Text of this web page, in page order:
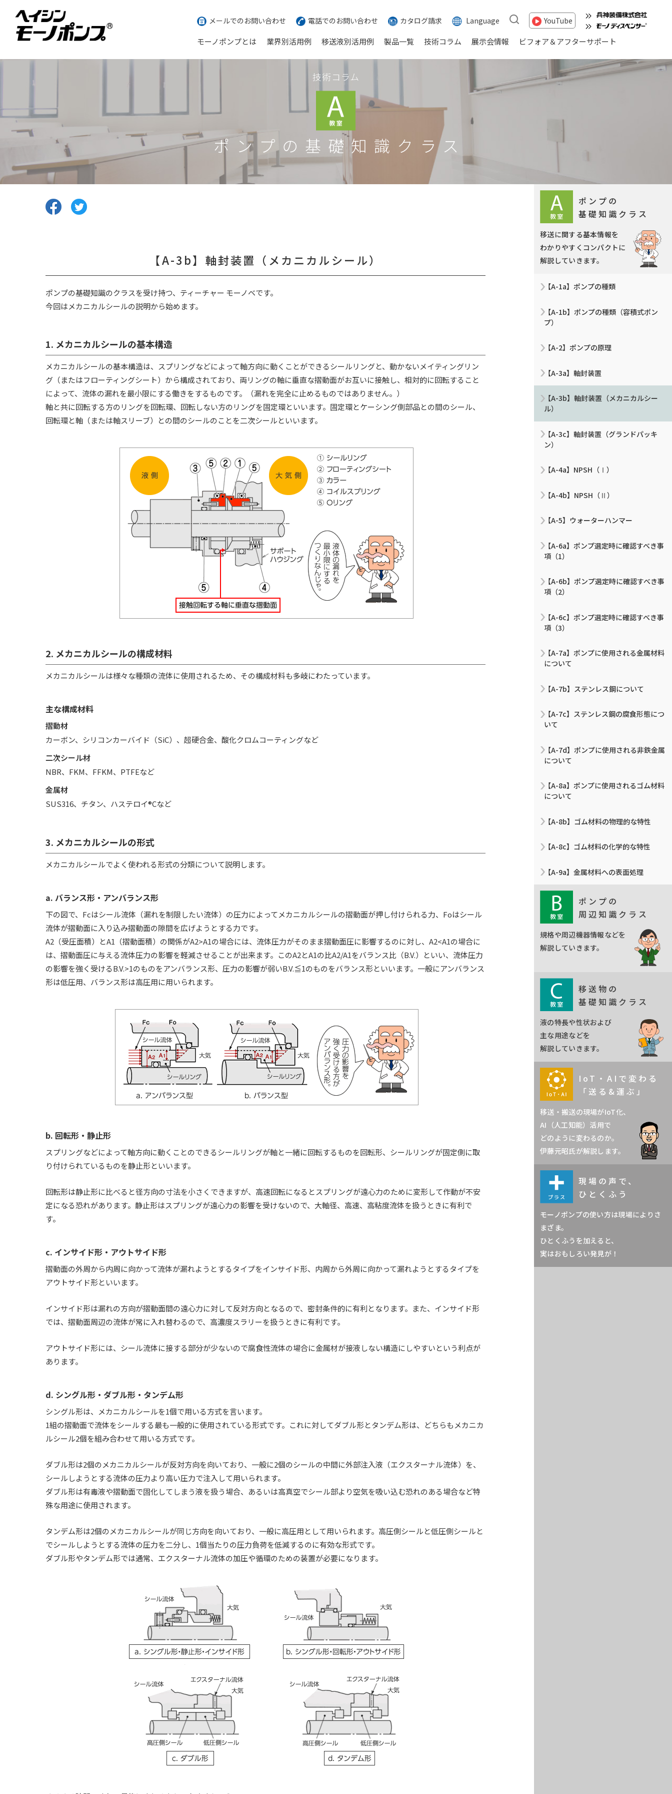
メールでのお問い合わせ 電話でのお問い合わせ カタログ請求 Language YouTube
モーノポンプとは 業界別活用例 移送液別活用例 製品一覧 技術コラム 展示会情報 ビフォア＆アフターサポート
技術コラム
ポンプの基礎知識クラス
【A-3b】 軸封装置（メカニカルシール）
ポンプの基礎知識のクラスを受け持つ、ティーチャー モーノベです。
今回はメカニカルシールの説明から始めます。
1. メカニカルシールの基本構造
メカニカルシールの基本構造は、スプリングなどによって軸方向に動くことができるシールリングと、動かないメイティングリン
グ（またはフローティングシート）から構成されており、両リングの軸に垂直な摺動面がお互いに接触し、相対的に回転すること
によって、流体の漏れを最小限にする働きをするものです。（漏れを完全に止めるものではありません。）
軸と共に回転する方のリングを回転環、回転しない方のリングを固定環といいます。固定環とケーシング側部品との間のシール、
回転環と軸（または軸スリーブ）との間のシールのことを二次シールといいます。
2. メカニカルシールの構成材料
メカニカルシールは様々な種類の流体に使用されるため、その構成材料も多岐にわたっています。
主な構成材料
摺動材
カーボン、シリコンカーバイド（SiC）、超硬合金、酸化クロムコーティングなど
二次シール材
NBR、FKM、FFKM、PTFEなど
金属材
SUS316、チタン、ハステロイ®Cなど
3. メカニカルシールの形式
メカニカルシールでよく使われる形式の分類について説明します。
a. バランス形・アンバランス形
下の図で、Fcはシール流体（漏れを制限したい流体）の圧力によってメカニカルシールの摺動面が押し付けられる力、Foはシール
流体が摺動面に入り込み摺動面の隙間を広げようとする力です。
A2（受圧面積）とA1（摺動面積）の関係がA2>A1の場合には、流体圧力がそのまま摺動面圧に影響するのに対し、A2<A1の場合に
は、摺動面圧に与える流体圧力の影響を軽減させることが出来ます。このA2とA1の比A2/A1をバランス比（B.V.）といい、流体圧力
の影響を強く受けるB.V.>1のものをアンバランス形、圧力の影響が弱いB.V.≦1のものをバランス形といいます。一般にアンバランス
形は低圧用、バランス形は高圧用に用いられます。
b. 回転形・静止形
スプリングなどによって軸方向に動くことのできるシールリングが軸と一緒に回転するものを回転形、シールリングが固定側に取
り付けられているものを静止形といいます。
回転形は静止形に比べると径方向の寸法を小さくできますが、高速回転になるとスプリングが遠心力のために変形して作動が不安
定になる恐れがあります。静止形はスプリングが遠心力の影響を受けないので、大軸径、高速、高粘度流体を扱うときに有利で
す。
c. インサイド形・アウトサイド形
摺動面の外周から内周に向かって流体が漏れようとするタイプをインサイド形、内周から外周に向かって漏れようとするタイプを
アウトサイド形といいます。
インサイド形は漏れの方向が摺動面間の遠心力に対して反対方向となるので、密封条件的に有利となります。また、インサイド形
では、摺動面周辺の流体が常に入れ替わるので、高濃度スラリーを扱うときに有利です。
アウトサイド形には、シール流体に接する部分が少ないので腐食性流体の場合に金属材が接液しない構造にしやすいという利点が
あります。
d. シングル形・ダブル形・タンデム形
シングル形は、メカニカルシールを1個で用いる方式を言います。
1組の摺動面で流体をシールする最も一般的に使用されている形式です。これに対してダブル形とタンデム形は、どちらもメカニカ
ルシール2個を組み合わせて用いる方式です。
ダブル形は2個のメカニカルシールが反対方向を向いており、一般に2個のシールの中間に外部注入液（エクスターナル流体）を、
シールしようとする流体の圧力より高い圧力で注入して用いられます。
ダブル形は有毒液や摺動面で固化してしまう液を扱う場合、あるいは高真空でシール部より空気を吸い込む恐れのある場合など特
殊な用途に使用されます。
タンデム形は2個のメカニカルシールが同じ方向を向いており、一般に高圧用として用いられます。高圧側シールと低圧側シールと
でシールしようとする流体の圧力を二分し、1個当たりの圧力負荷を低減するのに有効な形式です。
ダブル形やタンデム形では通常、エクスターナル流体の加圧や循環のための装置が必要になります。
ポンプの
基礎知識クラス
移送に関する基本情報を
わかりやすくコンパクトに
解説していきます。
【A-1a】ポンプの種類
【A-1b】ポンプの種類（容積式ポン
プ）
【A-2】ポンプの原理
【A-3a】軸封装置
【A-3b】軸封装置（メカニカルシー
ル）
【A-3c】軸封装置（グランドパッキ
ン）
【A-4a】NPSH（Ⅰ）
【A-4b】NPSH（Ⅱ）
【A-5】ウォーターハンマー
【A-6a】ポンプ選定時に確認すべき事
項（1）
【A-6b】ポンプ選定時に確認すべき事
項（2）
【A-6c】ポンプ選定時に確認すべき事
項（3）
【A-7a】ポンプに使用される金属材料
について
【A-7b】ステンレス鋼について
【A-7c】ステンレス鋼の腐食形態につ
いて
【A-7d】ポンプに使用される非鉄金属
について
【A-8a】ポンプに使用されるゴム材料
について
【A-8b】ゴム材料の物理的な特性
【A-8c】ゴム材料の化学的な特性
【A-9a】金属材料への表面処理
ポンプの
周辺知識クラス
規格や周辺機器情報などを
解説していきます。
移送物の
基礎知識クラス
液の特長や性状および
主な用途などを
解説していきます。
IoT・AIで変わる
「送る&運ぶ」
移送・搬送の現場がIoT化、
AI（人工知能）活用で
どのように変わるのか。
伊藤元昭氏が解説します。
現場の声で、
ひとくふう
モーノポンプの使い方は現場によりさ
まざま。
ひとくふうを加えると、
実はおもしろい発見が！